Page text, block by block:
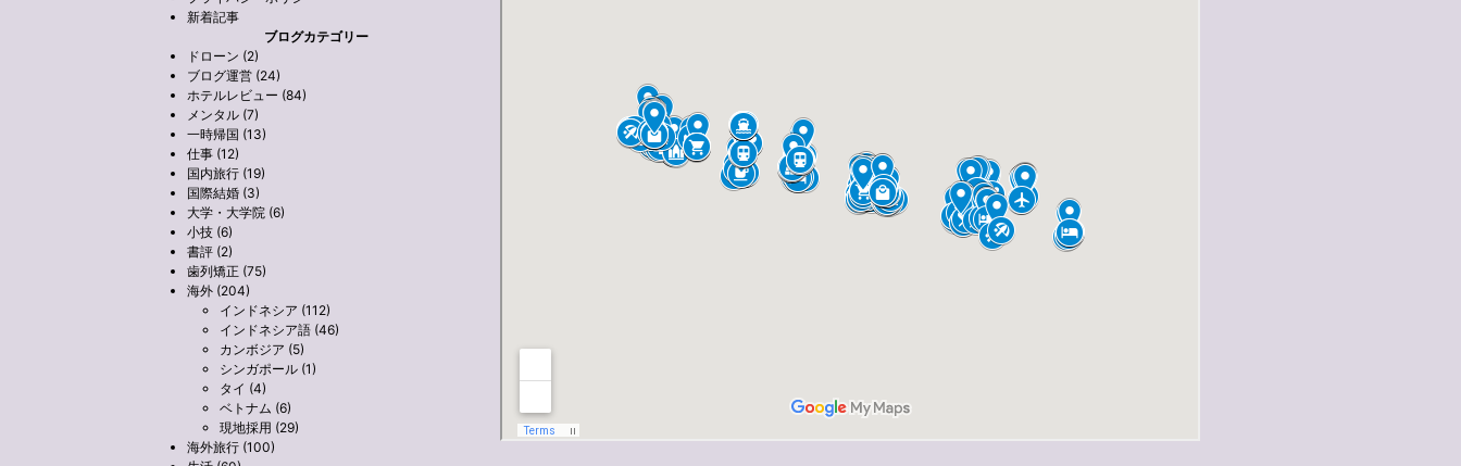
新着記事
ブログカテゴリー
ドローン (2)
ブログ運営 (24)
ホテルレビュー (84)
メンタル (7)
一時帰国 (13)
仕事 (12)
国内旅行 (19)
国際結婚 (3)
大学・大学院 (6)
小技 (6)
書評 (2)
歯列矯正 (75)
海外 (204)
インドネシア (112)
インドネシア語 (46)
カンボジア (5)
シンガポール (1)
タイ (4)
ベトナム (6)
現地採用 (29)
海外旅行 (100)